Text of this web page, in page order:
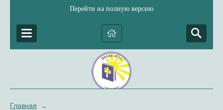
Перейти на полную версию
Главная →